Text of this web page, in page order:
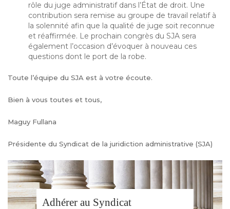
rôle du juge administratif dans l’État de droit. Une
contribution sera remise au groupe de travail relatif à
la solennité afin que la qualité de juge soit reconnue
et réaffirmée. Le prochain congrès du SJA sera
également l’occasion d’évoquer à nouveau ces
questions dont le port de la robe.
Toute l’équipe du SJA est à votre écoute.
Bien à vous toutes et tous,
Maguy Fullana
Présidente du Syndicat de la juridiction administrative (SJA)
Adhérer au Syndicat